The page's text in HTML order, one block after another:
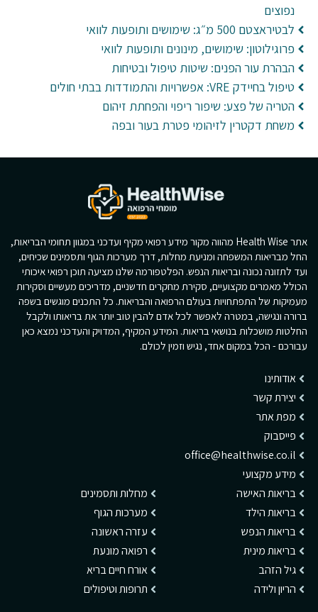
נפוצים
לבטיראצטם 500 מ״ג: שימושים ותופעות לוואי
פרוגילוטון: שימושים, מינונים ותופעות לוואי
הבהרת עור הפנים: שיטות טיפול ובטיחות
טיפול בחיידק VRE: אפשרויות והתמודדות בבתי חולים
הטריה של פצע: שיפור ריפוי והפחתת זיהום
משחת דקטרין לזיהומי פטרת בעור ובפה
אתר Health Wise מהווה מקור מידע רפואי מקיף ועדכני במגוון תחומי הבריאות,
החל מבריאות המשפחה ומניעת מחלות, דרך מערכות הגוף ותסמינים שכיחים,
ועד לתזונה נכונה ובריאות הנפש. הפלטפורמה שלנו מציעה תוכן רפואי איכותי
הכולל מאמרים מקצועיים, סקירת מחקרים חדשניים, מדריכים מעשיים וסקירות
מעמיקות של התפתחויות בעולם הרפואה והבריאות. כל התכנים מוגשים בשפה
ברורה ונגישה, במטרה לאפשר לכל אדם להבין טוב יותר את בריאותו ולקבל
החלטות מושכלות בנושאי בריאות. המידע המקיף, המדויק והעדכני נמצא כאן
עבורכם - הכל במקום אחד, נגיש וזמין לכולם.
אודותינו
יצירת קשר
מפת אתר
פייסבוק
office@healthwise.co.il
מידע מקצועי
בריאות האישה
בריאות הילד
בריאות הנפש
בריאות מינית
גיל הזהב
הריון ולידה
מחלות ותסמינים
מערכות הגוף
עזרה ראשונה
רפואה מונעת
אורח חיים בריא
תרופות וטיפולים